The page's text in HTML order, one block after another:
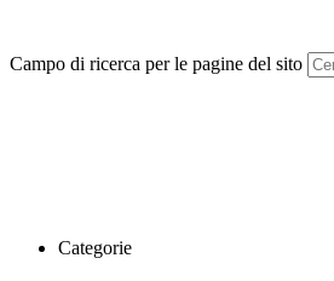
Campo di ricerca per le pagine del sito
Categorie